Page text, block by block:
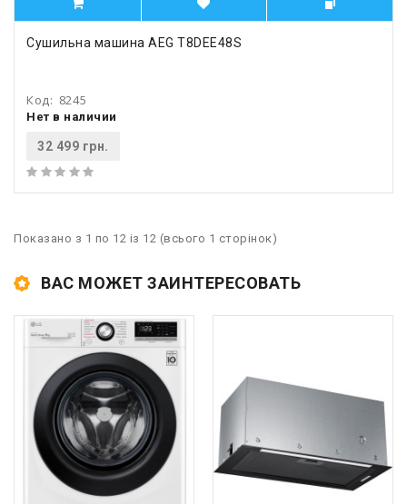
Сушильна машина AEG T8DEE48S
Код: 8245
Нет в наличии
32 499 грн.
Показано з 1 по 12 із 12 (всього 1 сторінок)
ВАС МОЖЕТ ЗАИНТЕРЕСОВАТЬ